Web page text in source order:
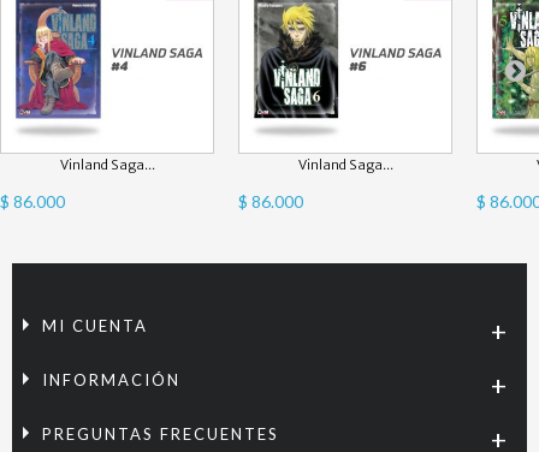
Vinland Saga...
$ 86.000
Vinland Saga...
$ 86.000 $
MI CUENTA
INFORMACIÓN
PREGUNTAS FRECUENTES